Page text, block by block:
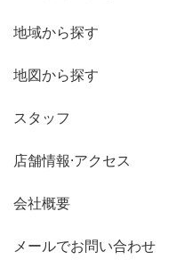
地域から探す
地図から探す
スタッフ
店舗情報·アクセス
会社概要
メールでお問い合わせ